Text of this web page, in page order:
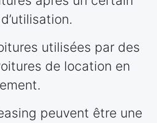
utilisées par des
de location en
peuvent être une